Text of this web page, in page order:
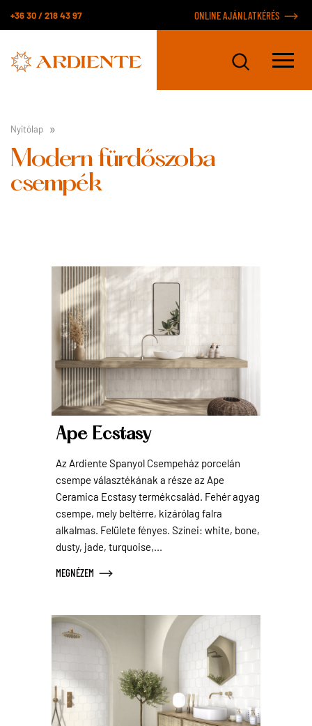
+36 30 / 218 43 97 ONLINE AJÁNLATKÉRÉS
Nyitólap
Modern fürdőszoba
csempék
Ape Ecstasy
Az Ardiente Spanyol Csempeház porcelán
csempe választékának a része az Ape
Ceramica Ecstasy termékcsalád. Fehér agyag
csempe, mely beltérre, kizárólag falra
alkalmas. Felülete fényes. Színei: white, bone,
dusty, jade, turquoise,...
MEGNÉZEM